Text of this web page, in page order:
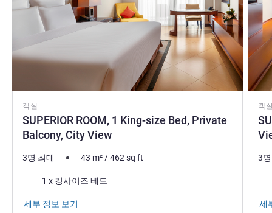
객실
SUPERIOR ROOM, 1 King-size Bed, Private
Balcony, City View
3명 최대 43 m²/462sq ft
1 x 킹사이즈 베드
세부 정보 보기
객
3
세